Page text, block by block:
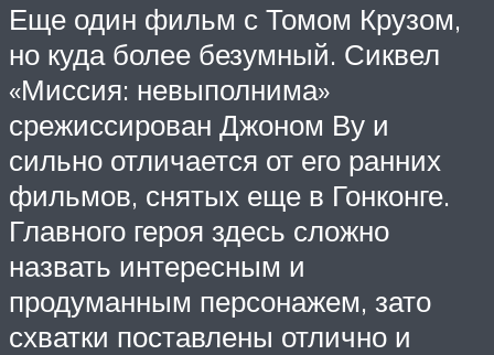
Еще один фильм с Томом Крузом,
но куда более безумный. Сиквел
«Миссия: невыполнима»
срежиссирован Джоном Ву и
сильно отличается от его ранних
фильмов, снятых еще в Гонконге.
Главного героя здесь сложно
назвать интересным и
продуманным персонажем, зато
схватки поставлены отлично и